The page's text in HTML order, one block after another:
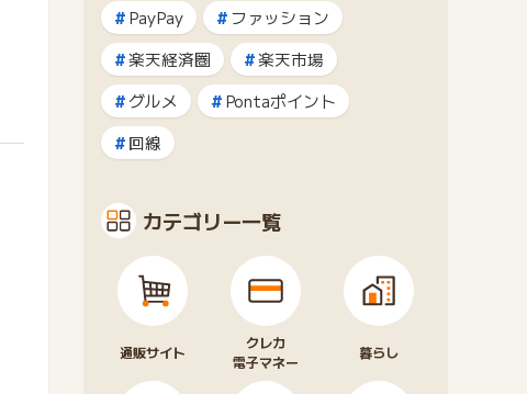
PayPay
ファッション
楽天経済圏
楽天市場
グルメ
Pontaポイント
回線
カテゴリー一覧
通販サイト
クレカ
電子マネー
暮らし